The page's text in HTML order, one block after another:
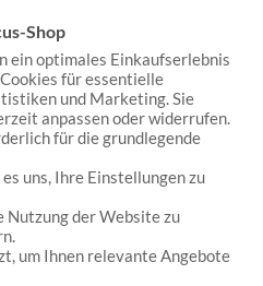
kleinen Laden, der einen
Dann hat er eine Fülle von
sich stundenlang dort
der Laden sehr vielfältig.
Spielzeug (auch
gibt es zum Beispiel
(Schmuck) oder
Shop
ein optimales Einkaufserlebnis
für essentielle
und Marketing. Sie
anpassen oder widerrufen.
für die grundlegende
uns, Ihre Einstellungen zu
Nutzung der Website zu
um Ihnen relevante Angebote